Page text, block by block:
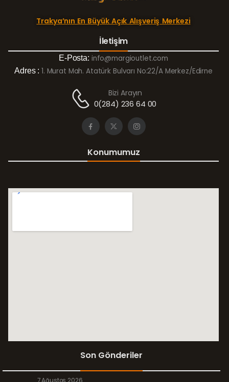
Trakya’nın En Büyük Açık Alışveriş Merkezi
İletişim
E-Posta: info@margioutlet.com
Adres : 1. Murat Mah. Atatürk Bulvarı No:22/A Merkez/Edirne
Bizi Arayın
0(284) 236 64 00
Konumumuz
Son Gönderiler